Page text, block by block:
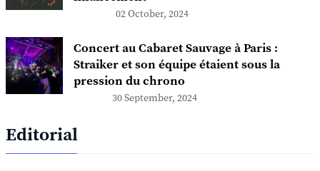
02 October, 2024
Concert au Cabaret Sauvage à Paris :
Straiker et son équipe étaient sous la
pression du chrono
30 September, 2024
Editorial